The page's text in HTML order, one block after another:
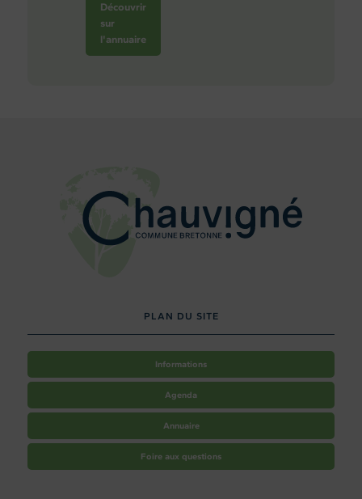
Découvrir
sur
l'annuaire
PLAN DU SITE
Informations
Agenda
Annuaire
Foire aux questions